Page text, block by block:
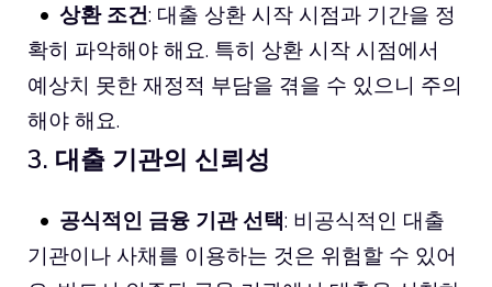
상환 조건: 대출 상환 시작 시점과 기간을 정
확히 파악해야 해요. 특히 상환 시작 시점에서
예상치 못한 재정적 부담을 겪을 수 있으니 주의
해야 해요.
3. 대출 기관의 신뢰성
공식적인 금융 기관 선택: 비공식적인 대출
기관이나 사채를 이용하는 것은 위험할 수 있어